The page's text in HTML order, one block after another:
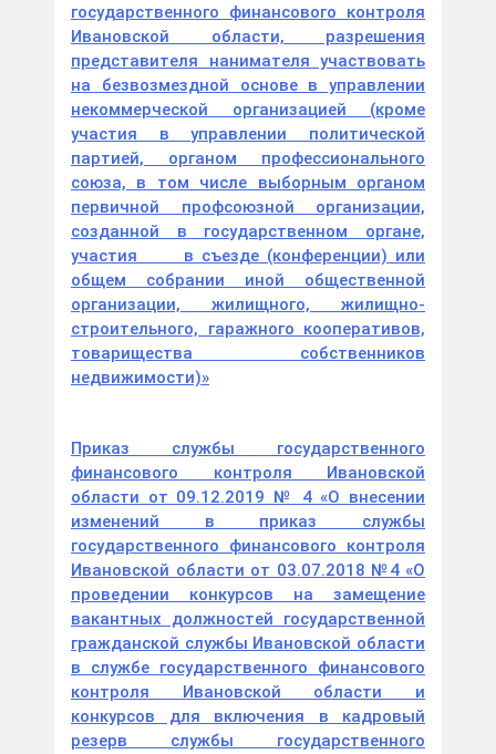
государственного финансового контроля
Ивановской области, разрешения
представителя нанимателя участвовать
на безвозмездной основе в управлении
некоммерческой организацией (кроме
участия в управлении политической
партией, органом профессионального
союза, в том числе выборным органом
первичной профсоюзной организации,
созданной в государственном органе,
участия в съезде (конференции) или
общем собрании иной общественной
организации, жилищного, жилищно-
строительного, гаражного кооперативов,
товарищества собственников
недвижимости)»
Приказ службы государственного
финансового контроля Ивановской
области от 09.12.2019 № 4 «О внесении
изменений в приказ службы
государственного финансового контроля
Ивановской области от 03.07.2018 №4 «О
проведении конкурсов на замещение
вакантных должностей государственной
гражданской службы Ивановской области
в службе государственного финансового
контроля Ивановской области и
конкурсов для включения в кадровый
резерв службы государственного